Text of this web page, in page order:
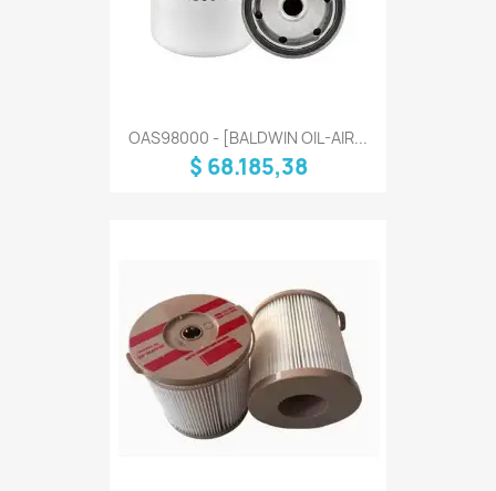
OAS98000 - [BALDWIN OIL-AIR...
$ 68.185,38